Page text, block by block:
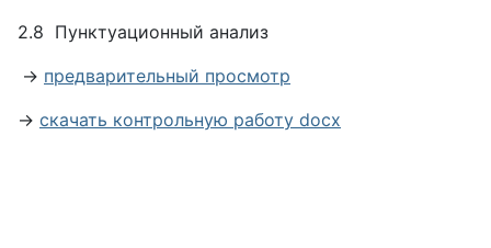
2.8 Пунктуационный анализ
→ предварительный просмотр
→ скачать контрольную работу docx